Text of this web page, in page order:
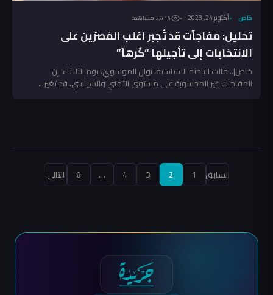
خاص أكتوبر 24, 2023 2٬414 مشاهدة
تحليل: مفاجآت قد تُجبر اغلب المُصرّين على
الانتخابات إلى تأجيلها “كُرهاً”
خاص|.. قالت الباحثة السياسية، نوال الموسوي، يوم الثلاثاء، إن
المفاجآت غير المحسوبة على مستوى الأمني والسياسي، قد تغير...
تعدد
السابق 1
2
3
4
…
8 التالي